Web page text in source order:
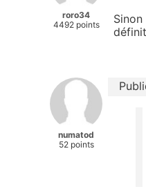
roro34
4492 points
numatod
52 points